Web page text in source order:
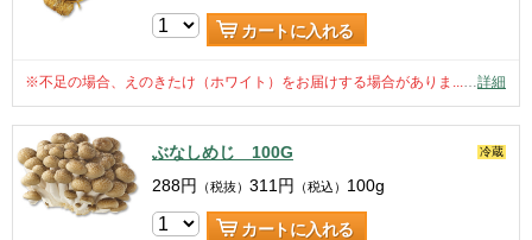
カートに入れる
※不足の場合、えのきたけ（ホワイト）をお届けする場合がありま...…詳細
ぶなしめじ 100G 冷蔵
288円 （税抜） 311 円 （税込） 100g
カートに入れる